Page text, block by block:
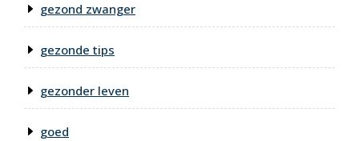
gezond zwanger
gezonde tips
gezonder leven
goed